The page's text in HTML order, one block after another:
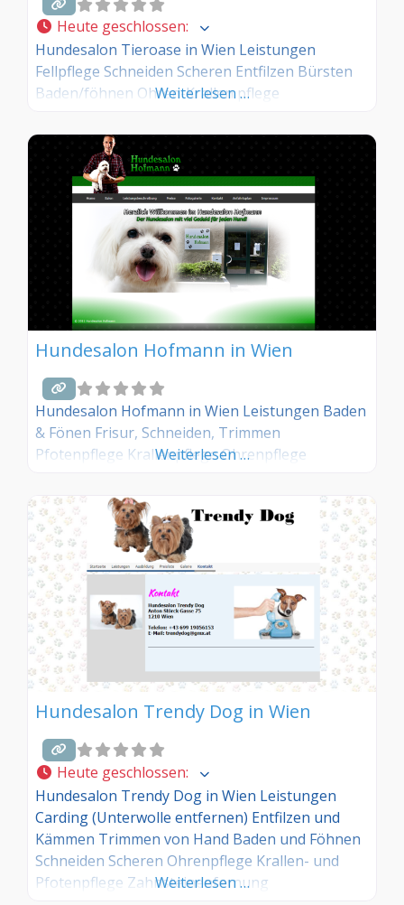
Heute geschlossen:
Hundesalon Tieroase in Wien Leistungen
Fellpflege Schneiden Scheren Entfilzen Bürsten
Baden/föhnen Ohren-Krallen pflege
Weiterlesen …
Hundesalon Hofmann in Wien
Hundesalon Hofmann in Wien Leistungen Baden
& Fönen Frisur, Schneiden, Trimmen
Pfotenpflege Krallenpflege Ohrenpflege
Weiterlesen …
Hundesalon Trendy Dog in Wien
Heute geschlossen:
Hundesalon Trendy Dog in Wien Leistungen
Carding (Unterwolle entfernen) Entfilzen und
Kämmen Trimmen von Hand Baden und Föhnen
Schneiden Scheren Ohrenpflege Krallen- und
Pfotenpflege Zahnsteinenfernung
Weiterlesen …